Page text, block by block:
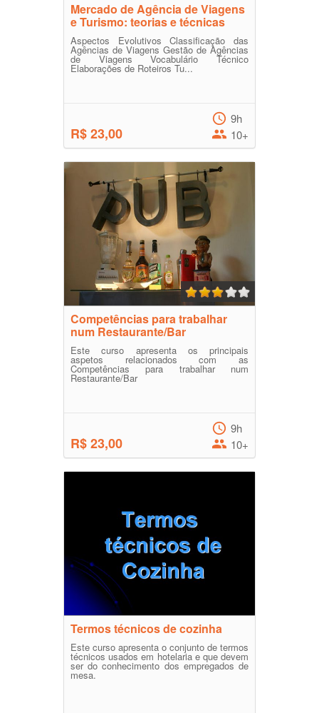
Mercado de Agência de Viagens
e Turismo: teorias e técnicas
Aspectos Evolutivos Classificação das
Agências de Viagens Gestão de Agências
de Viagens Vocabulário Técnico
Elaborações de Roteiros Tu...
R$ 23,00
9h
10+
Competências para trabalhar
num Restaurante/Bar
Este curso apresenta os principais
aspetos relacionados com as
Competências para trabalhar num
Restaurante/Bar
R$ 23,00
9h
10+
Termos técnicos de cozinha
Este curso apresenta o conjunto de termos
técnicos usados em hotelaria e que devem
ser do conhecimento dos empregados de
mesa.